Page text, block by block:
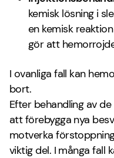
kemisk lösning i
en kemisk
gör att
I ovanliga fall kan
bort.
Efter behandling av
att förebygga nya
motverka
viktig del. I många fall